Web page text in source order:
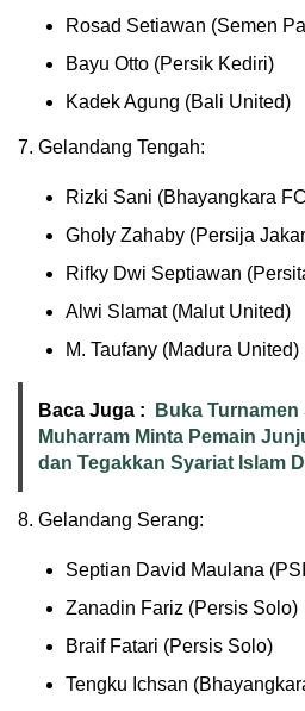
Rosad Setiawan (Semen
Bayu Otto (Persik Kediri)
Kadek Agung (Bali United)
7. Gelandang Tengah:
Rizki Sani (Bhayangkara
Gholy Zahaby (Persija
Rifky Dwi Septiawan
Alwi Slamat (Malut United)
M. Taufany (Madura United)
Baca Juga :
Buka
Muharram Minta Pemain
dan Tegakkan Syariat Islam
8. Gelandang Serang:
Septian David Maulana
Zanadin Fariz (Persis Solo)
Braif Fatari (Persis Solo)
Tengku Ichsan